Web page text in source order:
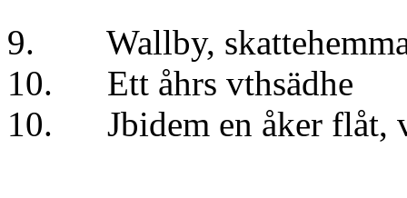
9. Wallby,
10. Ett åhrs
10. Jbidem en åker